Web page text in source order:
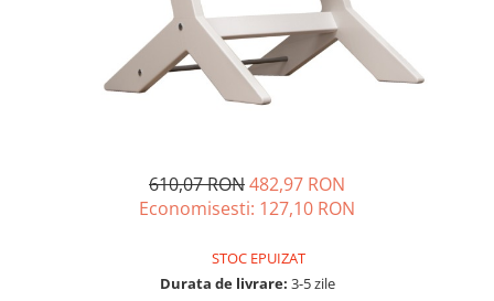
610,07 RON482,97 RON
Economisesti: 127,10 RON
STOC EPUIZAT
Durata de livrare: 3-5 zile